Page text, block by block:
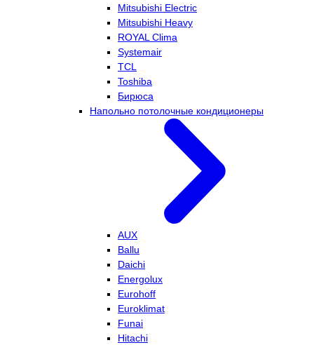
Mitsubishi Electric
Mitsubishi Heavy
ROYAL Clima
Systemair
TCL
Toshiba
Бирюса
Напольно потолочные кондиционеры
AUX
Ballu
Daichi
Energolux
Eurohoff
Euroklimat
Funai
Hitachi